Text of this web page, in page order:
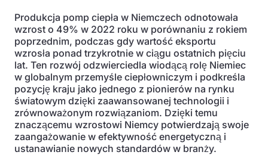
Produkcja pomp ciepła w Niemczech odnotowała
wzrost o 49% w 2022 roku w porównaniu z rokiem
poprzednim, podczas gdy wartość eksportu
wzrosła ponad trzykrotnie w ciągu ostatnich pięciu
lat. Ten rozwój odzwierciedla wiodącą rolę Niemiec
w globalnym przemyśle ciepłowniczym i podkreśla
pozycję kraju jako jednego z pionierów na rynku
światowym dzięki zaawansowanej technologii i
zrównoważonym rozwiązaniom. Dzięki temu
znaczącemu wzrostowi Niemcy potwierdzają swoje
zaangażowanie w efektywność energetyczną i
ustanawianie nowych standardów w branży.